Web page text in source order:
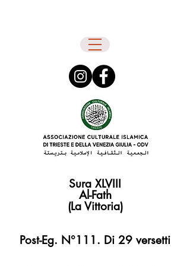
Sura XLVIII
Al-Fath
(La Vittoria)
Post-Eg. N°111. Di 29 versetti